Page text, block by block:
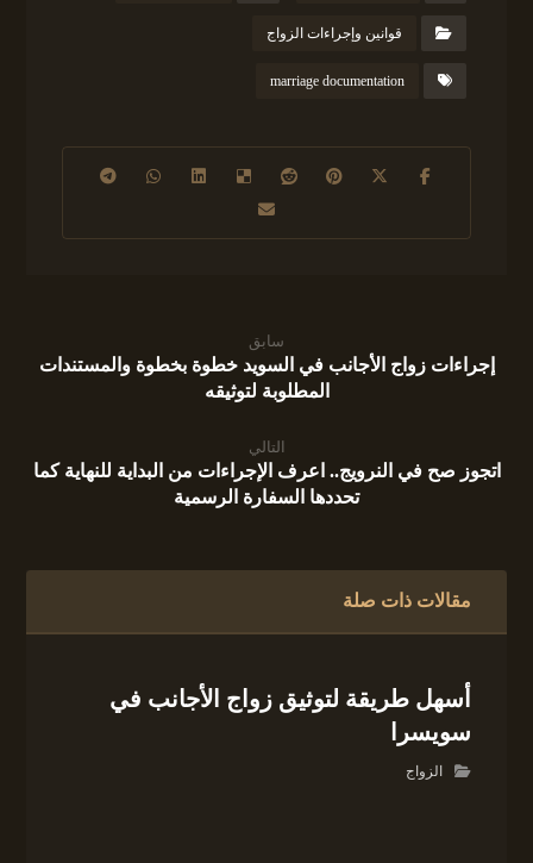
قوانين وإجراءات الزواج
marriage documentation
سابق
إجراءات زواج الأجانب في السويد خطوة بخطوة والمستندات
المطلوبة لتوثيقه
التالي
اتجوز صح في النرويج.. اعرف الإجراءات من البداية للنهاية كما
تحددها السفارة الرسمية
مقالات ذات صلة
أسهل طريقة لتوثيق زواج الأجانب في
سويسرا
الزواج